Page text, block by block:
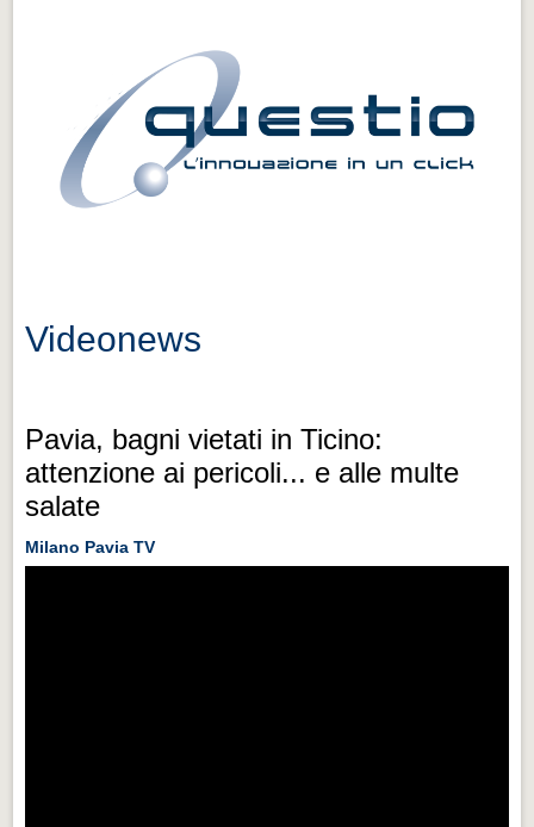
Videonews
Pavia, bagni vietati in Ticino:
attenzione ai pericoli... e alle multe
salate
Milano Pavia TV